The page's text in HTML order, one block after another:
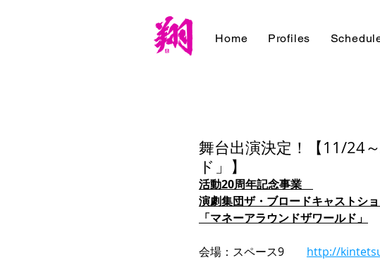
Home Profiles
舞台出演決定！【11/24
ド」】
活動20周年記念事業
演劇集団ザ・ブロードキャストシ
「マネーアラウンドザワールド」
会場：スペース9 http://